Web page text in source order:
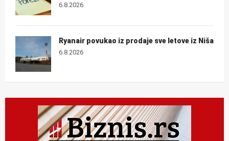
6.8.2026
Ryanair povukao iz prodaje sve letove iz Niša
6.8.2026